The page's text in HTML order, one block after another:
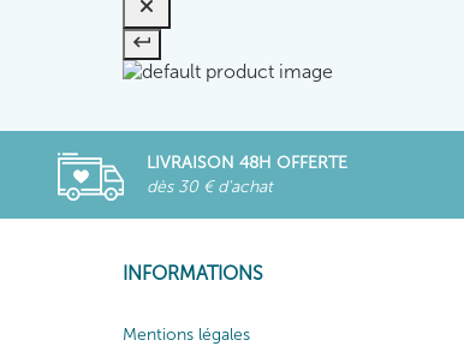
LIVRAISON 48H OFFERTE
dès 30 € d'achat
INFORMATIONS
Mentions légales